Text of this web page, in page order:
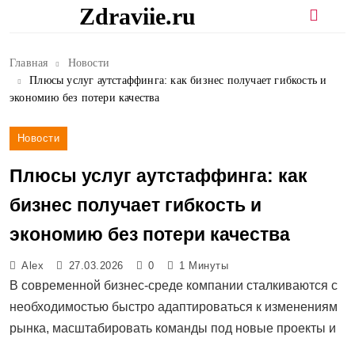
Zdraviie.ru
Главная
Новости
Плюсы услуг аутстаффинга: как бизнес получает гибкость и
экономию без потери качества
Новости
Плюсы услуг аутстаффинга: как
бизнес получает гибкость и
экономию без потери качества
Alex 27.03.2026 0 1 Минуты
В современной бизнес-среде компании сталкиваются с
необходимостью быстро адаптироваться к изменениям
рынка, масштабировать команды под новые проекты и